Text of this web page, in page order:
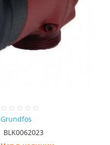
Grundfos
BLK0062023